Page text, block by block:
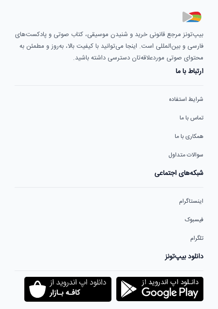
بیپ‌تونز مرجع قانونی خرید و شنیدن موسیقی، کتاب صوتی و پادکست‌های
فارسی و بین‌المللی است. اینجا می‌توانید با کیفیت بالا، به‌روز و مطمئن به
محتوای صوتی موردعلاقه‌تان دسترسی داشته باشید.
ارتباط با ما
شرایط استفاده
تماس با ما
همکاری با ما
سوالات متداول
شبکه‌های اجتماعی
اینستاگرام
فیسبوک
تلگرام
دانلود بیپ‌تونز